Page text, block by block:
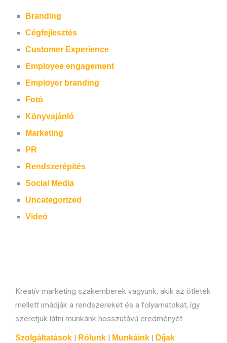
Branding
Cégfejlesztés
Customer Experience
Employee engagement
Employer branding
Fotó
Könyvajánló
Marketing
PR
Rendszerépítés
Social Media
Uncategorized
Videó
Kreatív marketing szakemberek vagyunk, akik az ötletek
mellett imádják a rendszereket és a folyamatokat, így
szeretjük látni munkánk hosszútávú eredményét.
Szolgáltatások Rólunk Munkáink Díjak